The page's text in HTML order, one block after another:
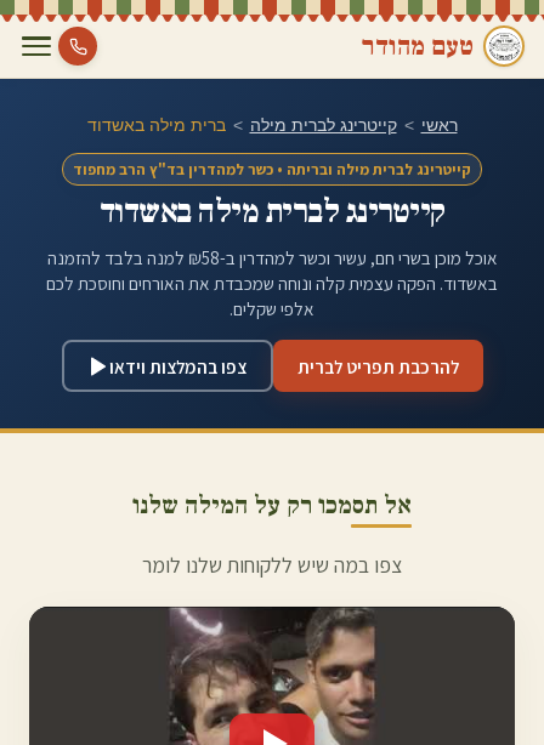
טעם מהודר
ראשי > קייטרינג לברית מילה > ברית מילה באשדוד
קייטרינג לברית מילה ובריתה • כשר למהדרין בד"ץ הרב מחפוד
קייטרינג לברית מילה באשדוד
אוכל מוכן בשרי חם, עשיר וכשר למהדרין ב-₪58 למנה בלבד להזמנה
באשדוד. הפקה עצמית קלה ונוחה שמכבדת את האורחים וחוסכת לכם
אלפי שקלים.
להרכבת תפריט לברית צפו בהמלצות וידאו
אל תסמכו רק על המילה שלנו
צפו במה שיש ללקוחות שלנו לומר